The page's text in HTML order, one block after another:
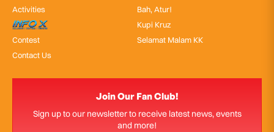
Activities
InfoX
Contest
Contact Us
Bah, Atur!
Kupi Kruz
Selamat Malam KK
Join Our Fan Club!
Sign up to our newsletter to receive latest news, events
and more!